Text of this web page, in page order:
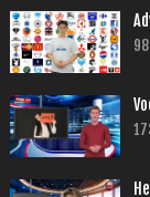
98